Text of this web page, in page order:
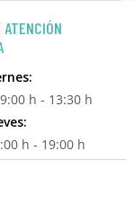
ATENCIÓN
9:00 h - 13:30 h
h - 19:00 h